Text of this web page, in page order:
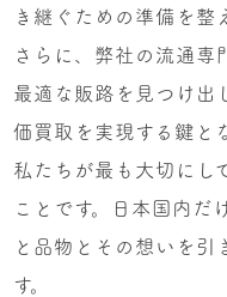
き継ぐための準備を整
さらに、弊社の流通専
最適な販路を見つけ出
価買取を実現する鍵と
私たちが最も大切にし
ことです。日本国内だ
と品物とその想いを引
す。